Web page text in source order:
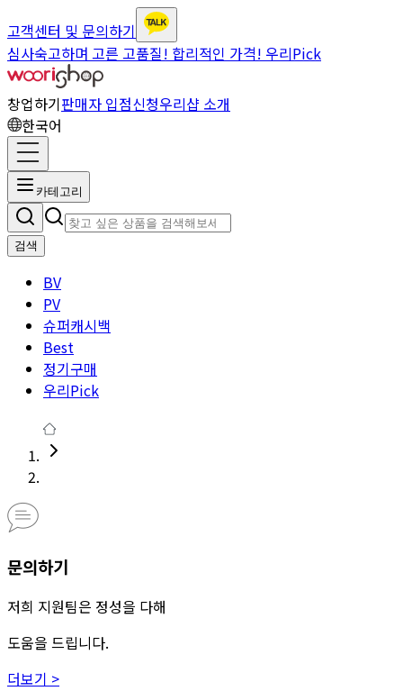
고객센터 및 문의하기
심사숙고하며 고른 고품질! 합리적인 가격! 우리Pick
창업하기판매자 입점신청우리샵 소개
한국어
카테고리
검색
BV
PV
슈퍼캐시백
Best
정기구매
우리Pick
문의하기
저희 지원팀은 정성을 다해
도움을 드립니다.
더보기 >